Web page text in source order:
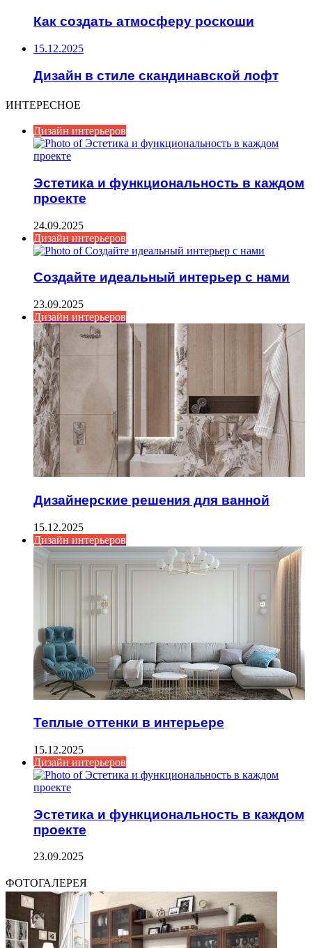
Как создать атмосферу роскоши
15.12.2025
Дизайн в стиле скандинавской лофт
ИНТЕРЕСНОЕ
Дизайн интерьеров
Эстетика и функциональность в каждом
проекте
24.09.2025
Дизайн интерьеров
Создайте идеальный интерьер с нами
23.09.2025
Дизайн интерьеров
Дизайнерские решения для ванной
15.12.2025
Дизайн интерьеров
Теплые оттенки в интерьере
15.12.2025
Дизайн интерьеров
Эстетика и функциональность в каждом
проекте
23.09.2025
ФОТОГАЛЕРЕЯ